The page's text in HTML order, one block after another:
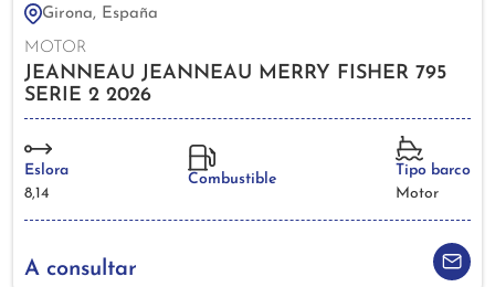
Girona, España
MOTOR
JEANNEAU JEANNEAU MERRY FISHER 795
SERIE 2 2026
Eslora
8,14
Combustible
Tipo barco
Motor
A consultar